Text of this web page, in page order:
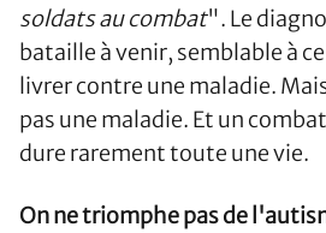
soldats au combat". Le
bataille à venir, semblable à
livrer contre une maladie.
pas une maladie. Et un
dure rarement toute une vie.
On ne triomphe pas de